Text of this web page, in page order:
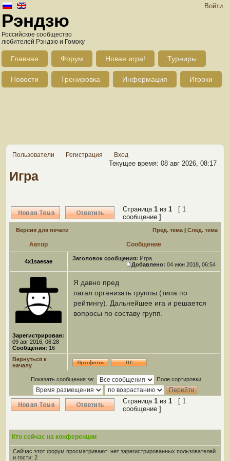
Войти
Рэндзю
Российское сообщество
любителей Рэндзю и Гомоку
Главная Форум Новая игра! Турниры
Новости Тренировка Информация Игроки
Пользователи Регистрация Вход
Текущее время: 08 авг 2026, 08:17
Игра
Страница 1 из 1 [ 1
сообщение ]
Версия для печати Пред. тема | След. тема
Автор Сообщение
4x1saesae Заголовок сообщения: Игра
Добавлено: 04 июн 2018, 06:54
Зарегистрирован:
09 авг 2016, 06:28
Сообщения: 16
Я давно пред
лагал организать группы (типа по
рейтингу). Дальнейшее ига и решается
вопросы по составу групп.
Вернуться к
началу
Показать сообщения за: Поле сортировки
Страница 1 из 1 [ 1
сообщение ]
Кто сейчас на конференции
Сейчас этот форум просматривают: нет зарегистрированных пользователей
и гости: 2